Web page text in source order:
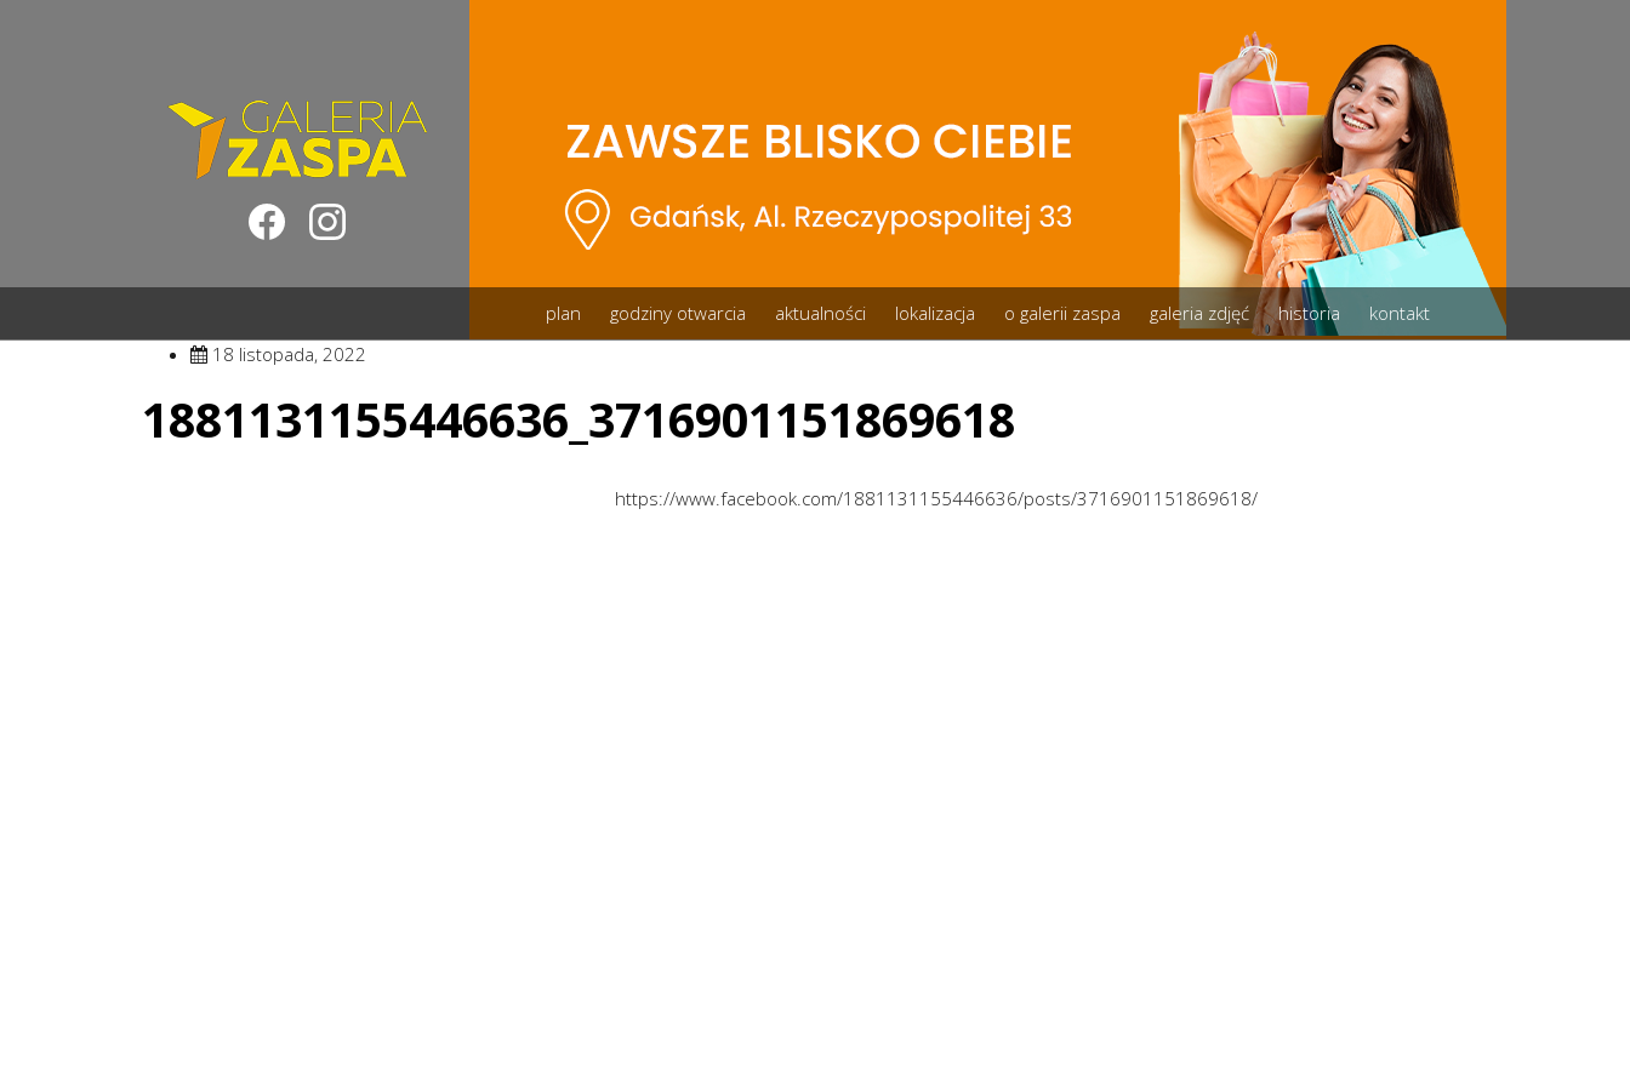
plan godziny otwarcia aktualności lokalizacja o galerii zaspa galeria zdjęć historia
kontakt
18 listopada, 2022
1881131155446636_3716901151869618
https://www.facebook.com/1881131155446636/posts/3716901151869618/